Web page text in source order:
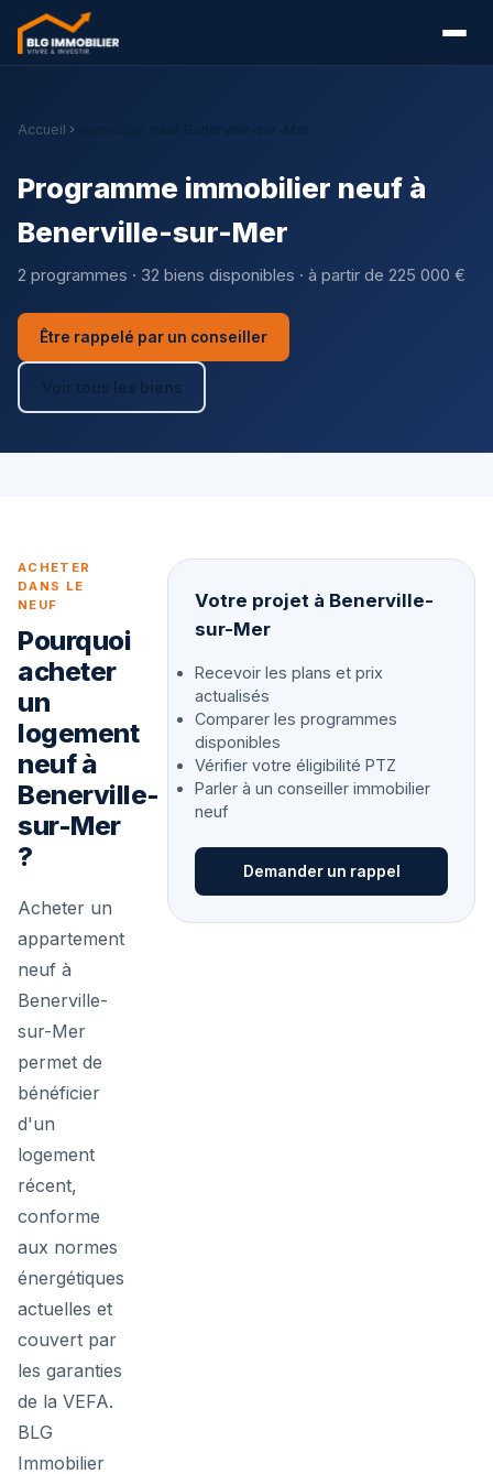
Accueil
Programme immobilier neuf à
Benerville-sur-Mer
2 programmes · 32 biens disponibles · à partir de 225 000 €
Être rappelé par un conseiller
Voir tous les biens
ACHETER
DANS LE
NEUF
Pourquoi
acheter
un
logement
neuf à
Benerville-
sur-Mer
?
Acheter un
appartement
neuf à
Benerville-
sur-Mer
permet de
bénéficier
d'un
logement
récent,
conforme
aux normes
énergétiques
actuelles et
couvert par
les garanties
de la VEFA.
BLG
Immobilier
Votre projet à Benerville-
sur-Mer
Recevoir les plans et prix
actualisés
Comparer les programmes
disponibles
Vérifier votre éligibilité PTZ
Parler à un conseiller immobilier
neuf
Demander un rappel